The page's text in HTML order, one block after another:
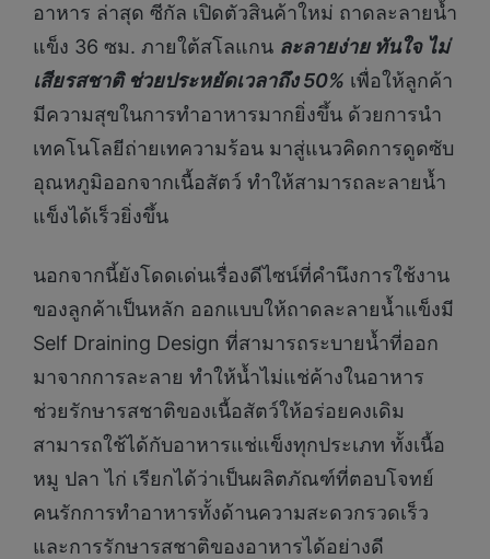
อาหาร ล่าสุด ซีกัล เปิดตัวสินค้าใหม่ ถาดละลายน้ำ
แข็ง 36 ซม. ภายใต้สโลแกน ละลายง่าย ทันใจ ไม่
เสียรสชาติ ช่วยประหยัดเวลาถึง50% เพื่อให้ลูกค้า
มีความสุขในการทำอาหารมากยิ่งขึ้น ด้วยการนำ
เทคโนโลยีถ่ายเทความร้อน มาสู่แนวคิดการดูดซับ
อุณหภูมิออกจากเนื้อสัตว์ ทำให้สามารถละลายน้ำ
แข็งได้เร็วยิ่งขึ้น
นอกจากนี้ยังโดดเด่นเรื่องดีไซน์ที่คำนึงการใช้งาน
ของลูกค้าเป็นหลัก ออกแบบให้ถาดละลายน้ำแข็งมี
Self Draining Design ที่สามารถระบายน้ำที่ออก
มาจากการละลาย ทำให้น้ำไม่แช่ค้างในอาหาร
ช่วยรักษารสชาติของเนื้อสัตว์ให้อร่อยคงเดิม
สามารถใช้ได้กับอาหารแช่แข็งทุกประเภท ทั้งเนื้อ
หมู ปลา ไก่ เรียกได้ว่าเป็นผลิตภัณฑ์ที่ตอบโจทย์
คนรักการทำอาหารทั้งด้านความสะดวกรวดเร็ว
และการรักษารสชาติของอาหารได้อย่างดี